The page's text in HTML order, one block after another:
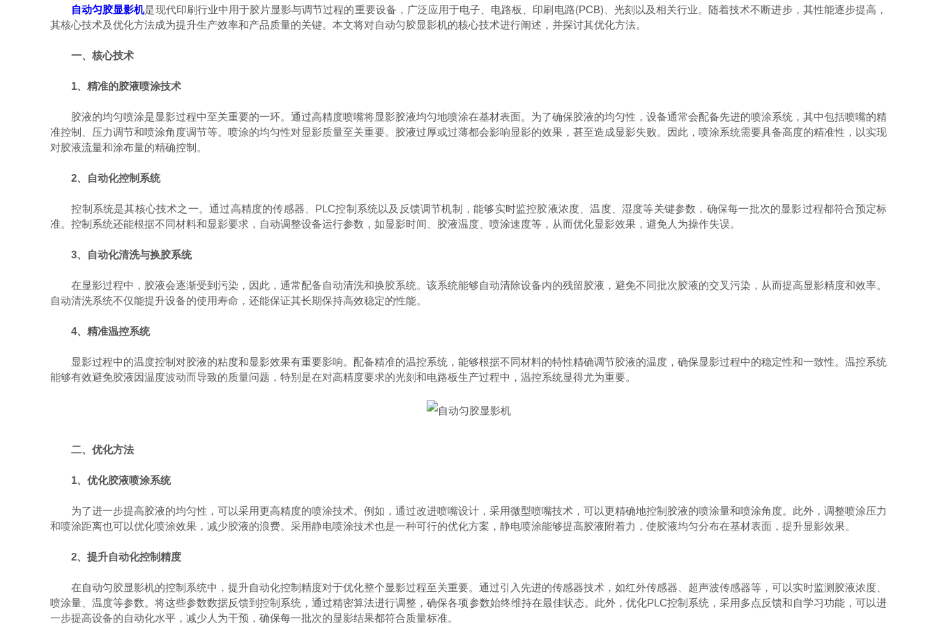
自动匀胶显影机是现代印刷行业中用于胶片显影与调节过程的重要设备，广泛应用于电子、电路板、印刷电路(PCB)、光刻以及相关行业。随着技术不断进步，其性能逐步提高，
其核心技术及优化方法成为提升生产效率和产品质量的关键。本文将对自动匀胶显影机的核心技术进行阐述，并探讨其优化方法。
一、核心技术
1、精准的胶液喷涂技术
胶液的均匀喷涂是显影过程中至关重要的一环。通过高精度喷嘴将显影胶液均匀地喷涂在基材表面。为了确保胶液的均匀性，设备通常会配备先进的喷涂系统，其中包括喷嘴的精
准控制、压力调节和喷涂角度调节等。喷涂的均匀性对显影质量至关重要。胶液过厚或过薄都会影响显影的效果，甚至造成显影失败。因此，喷涂系统需要具备高度的精准性，以实现
对胶液流量和涂布量的精确控制。
2、自动化控制系统
控制系统是其核心技术之一。通过高精度的传感器、PLC控制系统以及反馈调节机制，能够实时监控胶液浓度、温度、湿度等关键参数，确保每一批次的显影过程都符合预定标
准。控制系统还能根据不同材料和显影要求，自动调整设备运行参数，如显影时间、胶液温度、喷涂速度等，从而优化显影效果，避免人为操作失误。
3、自动化清洗与换胶系统
在显影过程中，胶液会逐渐受到污染，因此，通常配备自动清洗和换胶系统。该系统能够自动清除设备内的残留胶液，避免不同批次胶液的交叉污染，从而提高显影精度和效率。
自动清洗系统不仅能提升设备的使用寿命，还能保证其长期保持高效稳定的性能。
4、精准温控系统
显影过程中的温度控制对胶液的粘度和显影效果有重要影响。配备精准的温控系统，能够根据不同材料的特性精确调节胶液的温度，确保显影过程中的稳定性和一致性。温控系统
能够有效避免胶液因温度波动而导致的质量问题，特别是在对高精度要求的光刻和电路板生产过程中，温控系统显得尤为重要。
二、优化方法
1、优化胶液喷涂系统
为了进一步提高胶液的均匀性，可以采用更高精度的喷涂技术。例如，通过改进喷嘴设计，采用微型喷嘴技术，可以更精确地控制胶液的喷涂量和喷涂角度。此外，调整喷涂压力
和喷涂距离也可以优化喷涂效果，减少胶液的浪费。采用静电喷涂技术也是一种可行的优化方案，静电喷涂能够提高胶液附着力，使胶液均匀分布在基材表面，提升显影效果。
2、提升自动化控制精度
在自动匀胶显影机的控制系统中，提升自动化控制精度对于优化整个显影过程至关重要。通过引入先进的传感器技术，如红外传感器、超声波传感器等，可以实时监测胶液浓度、
喷涂量、温度等参数。将这些参数数据反馈到控制系统，通过精密算法进行调整，确保各项参数始终维持在最佳状态。此外，优化PLC控制系统，采用多点反馈和自学习功能，可以进
一步提高设备的自动化水平，减少人为干预，确保每一批次的显影结果都符合质量标准。